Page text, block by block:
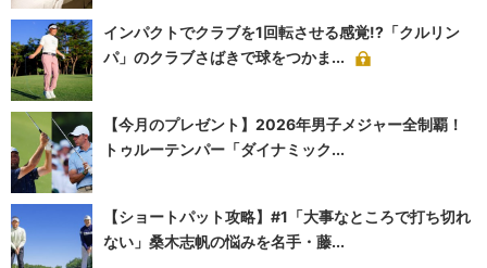
インパクトでクラブを1回転させる感覚!?「クルリン
パ」のクラブさばきで球をつかま...
【今月のプレゼント】2026年男子メジャー全制覇！
トゥルーテンパー「ダイナミック...
【ショートパット攻略】#1「大事なところで打ち切れ
ない」桑木志帆の悩みを名手・藤...